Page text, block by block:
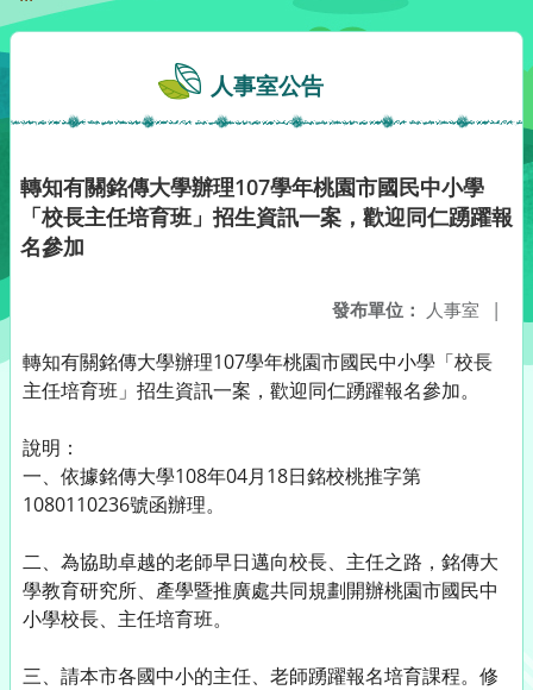
人事室公告
轉知有關銘傳大學辦理107學年桃園市國民中小學
「校長主任培育班」招生資訊一案，歡迎同仁踴躍報
名參加
發布單位： 人事室 |
轉知有關銘傳大學辦理107學年桃園市國民中小學「校長
主任培育班」招生資訊一案，歡迎同仁踴躍報名參加。
說明：
一、依據銘傳大學108年04月18日銘校桃推字第
1080110236號函辦理。
二、為協助卓越的老師早日邁向校長、主任之路，銘傳大
學教育研究所、產學暨推廣處共同規劃開辦桃園市國民中
小學校長、主任培育班。
三、請本市各國中小的主任、老師踴躍報名培育課程。修